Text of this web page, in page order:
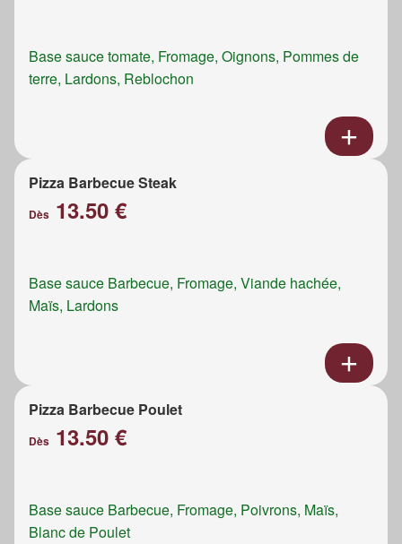
Base sauce tomate, Fromage, Oignons, Pommes de
terre, Lardons, Reblochon
Pizza Barbecue Steak
Dès 13.50 €
Base sauce Barbecue, Fromage, Viande hachée,
Maïs, Lardons
Pizza Barbecue Poulet
Dès 13.50 €
Base sauce Barbecue, Fromage, Poivrons, Maïs,
Blanc de Poulet